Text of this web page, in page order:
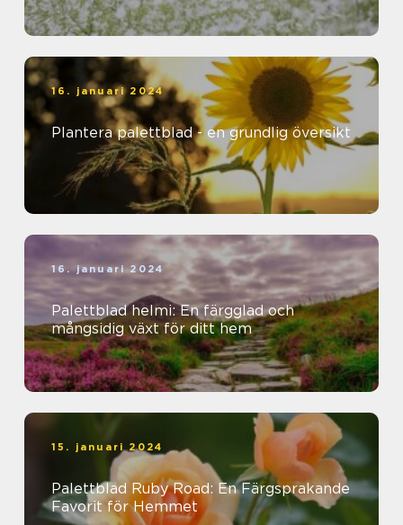
16. januari 2024
Plantera palettblad - en grundlig översikt
16. januari 2024
Palettblad helmi: En färgglad och
mångsidig växt för ditt hem
15. januari 2024
Palettblad Ruby Road: En Färgsprakande
Favorit för Hemmet